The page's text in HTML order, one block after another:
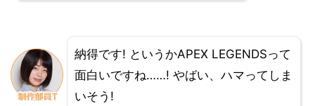
納得です! というかAPEX LEGENDSって
面白いですね……! やばい、ハマってしま
いそう!